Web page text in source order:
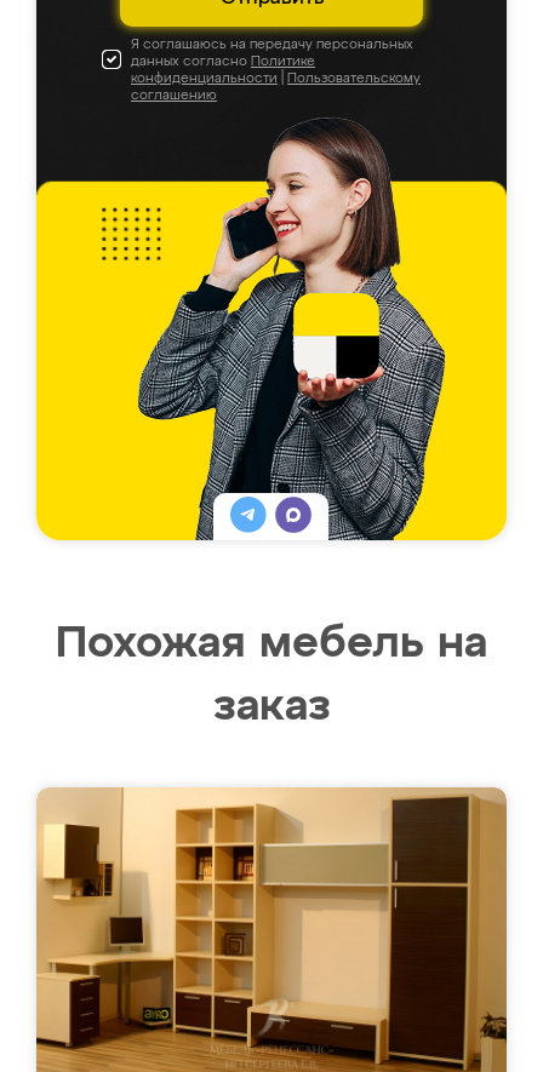
Я соглашаюсь на передачу персональных
данных согласно Политике
конфиденциальности
Пользовательскому
соглашению
Похожая мебель на
заказ